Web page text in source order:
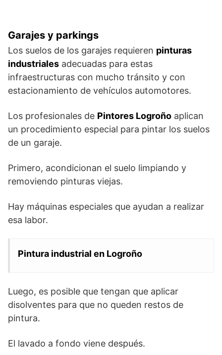
Garajes y parkings
Los suelos de los garajes requieren pinturas
industriales adecuadas para estas
infraestructuras con mucho tránsito y con
estacionamiento de vehículos automotores.
Los profesionales de Pintores Logroño aplican
un procedimiento especial para pintar los suelos
de un garaje.
Primero, acondicionan el suelo limpiando y
removiendo pinturas viejas.
Hay máquinas especiales que ayudan a realizar
esa labor.
Pintura industrial en Logroño
Luego, es posible que tengan que aplicar
disolventes para que no queden restos de
pintura.
El lavado a fondo viene después.